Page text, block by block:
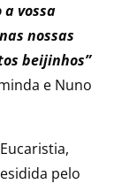
a vossa
nossas
beijinhos”
e Nuno
pelo